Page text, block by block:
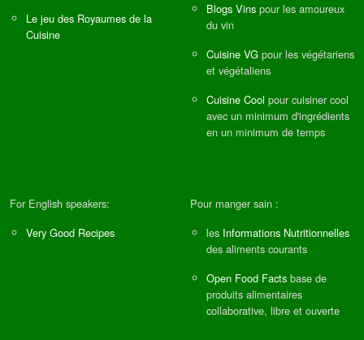
Le jeu des Royaumes de la
Cuisine
Blogs Vins pour les amoureux
du vin
Cuisine VG pour les végétariens
et végétaliens
Cuisine Cool pour cuisiner cool
avec un minimum d'ingrédients
en un minimum de temps
For English speakers:
Very Good Recipes
Pour manger sain :
les Informations Nutritionnelles
des aliments courants
Open Food Facts base de
produits alimentaires
collaborative, libre et ouverte